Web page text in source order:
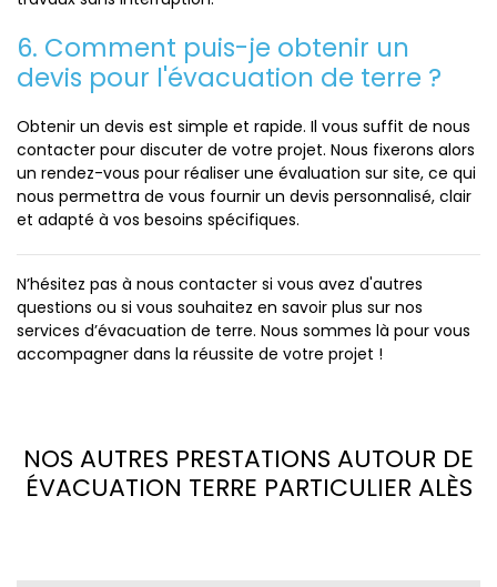
6. Comment puis-je obtenir un
devis pour l'évacuation de terre ?
Obtenir un devis est simple et rapide. Il vous suffit de nous
contacter pour discuter de votre projet. Nous fixerons alors
un rendez-vous pour réaliser une évaluation sur site, ce qui
nous permettra de vous fournir un devis personnalisé, clair
et adapté à vos besoins spécifiques.
N’hésitez pas à nous contacter si vous avez d'autres
questions ou si vous souhaitez en savoir plus sur nos
services d’évacuation de terre. Nous sommes là pour vous
accompagner dans la réussite de votre projet !
NOS AUTRES PRESTATIONS AUTOUR DE
ÉVACUATION TERRE PARTICULIER ALÈS